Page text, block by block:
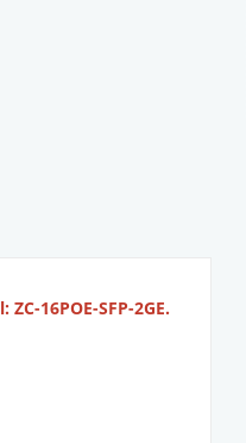
16POE-SFP-2GE.